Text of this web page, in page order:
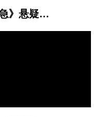
HeartVod : 《十万伙急》悬疑预告 康康负二代身世之谜